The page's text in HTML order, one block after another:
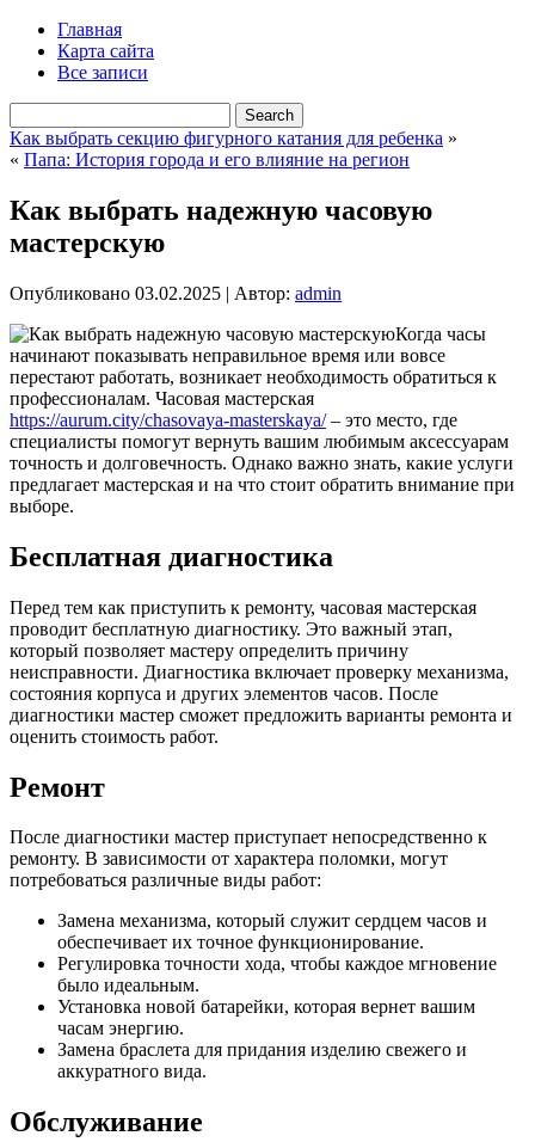
Главная
Карта сайта
Все записи
Как выбрать секцию фигурного катания для ребенка »
« Папа: История города и его влияние на регион
Как выбрать надежную часовую
мастерскую
Опубликовано 03.02.2025 | Автор: admin
Когда часы
начинают показывать неправильное время или вовсе
перестают работать, возникает необходимость обратиться к
профессионалам. Часовая мастерская
https://aurum.city/chasovaya-masterskaya/– это место, где
специалисты помогут вернуть вашим любимым аксессуарам
точность и долговечность. Однако важно знать, какие услуги
предлагает мастерская и на что стоит обратить внимание при
выборе.
Бесплатная диагностика
Перед тем как приступить к ремонту, часовая мастерская
проводит бесплатную диагностику. Это важный этап,
который позволяет мастеру определить причину
неисправности. Диагностика включает проверку механизма,
состояния корпуса и других элементов часов. После
диагностики мастер сможет предложить варианты ремонта и
оценить стоимость работ.
Ремонт
После диагностики мастер приступает непосредственно к
ремонту. В зависимости от характера поломки, могут
потребоваться различные виды работ:
Замена механизма, который служит сердцем часов и
обеспечивает их точное функционирование.
Регулировка точности хода, чтобы каждое мгновение
было идеальным.
Установка новой батарейки, которая вернет вашим
часам энергию.
Замена браслета для придания изделию свежего и
аккуратного вида.
Обслуживание